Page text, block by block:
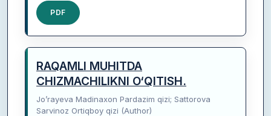
PDF
RAQAMLI MUHITDA
CHIZMACHILIKNI O‘QITISH.
Jo’rayeva Madinaxon Pardazim qizi; Sattorova
Sarvinoz Ortiqboy qizi (Author)